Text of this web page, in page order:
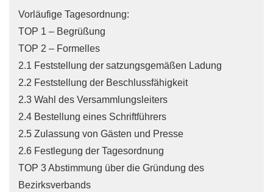
Vorläufige Tagesordnung:
TOP 1 – Begrüßung
TOP 2 – Formelles
2.1 Feststellung der satzungsgemäßen Ladung
2.2 Feststellung der Beschlussfähigkeit
2.3 Wahl des Versammlungsleiters
2.4 Bestellung eines Schriftführers
2.5 Zulassung von Gästen und Presse
2.6 Festlegung der Tagesordnung
TOP 3 Abstimmung über die Gründung des
Bezirksverbands